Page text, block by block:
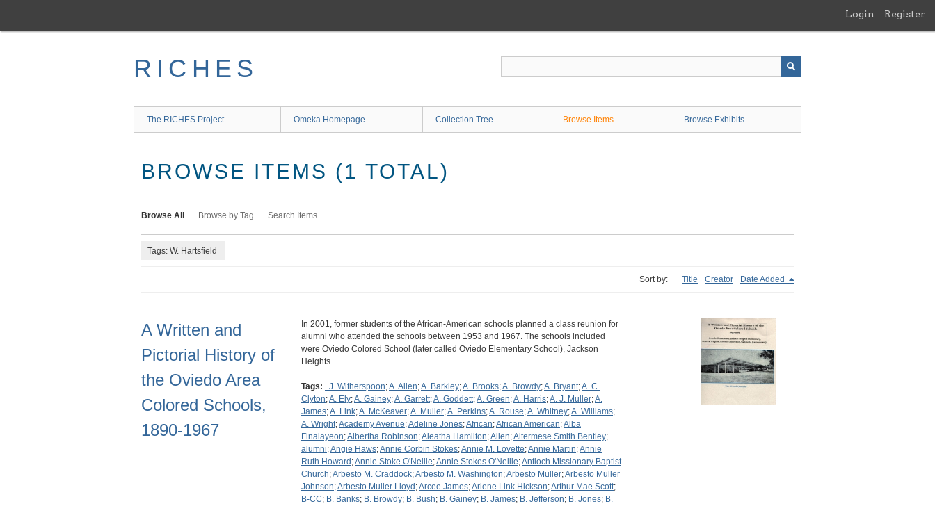
main
Login Register
RICHES
The RICHES Project Omeka Homepage Collection Tree Browse Items Browse Exhibits
BROWSE ITEMS (1 TOTAL)
Browse All Browse by Tag Search Items
Tags: W. Hartsfield
Sort by: Title Creator Date Added
A Written and
Pictorial History of
the Oviedo Area
Colored Schools,
1890-1967
In 2001, former students of the African-American schools planned a class reunion for
alumni who attended the schools between 1953 and 1967. The schools included
were Oviedo Colored School (later called Oviedo Elementary School), Jackson
Heights…
Tags: . J. Witherspoon;A. Allen;A. Barkley;A. Brooks;A. Browdy;A. Bryant;A. C.
Clyton;A. Ely;A. Gainey;A. Garrett;A. Goddett;A. Green;A. Harris;A. J. Muller;A.
James;A. Link;A. McKeaver;A. Muller;A. Perkins;A. Rouse;A. Whitney;A. Williams;
A. Wright;Academy Avenue;Adeline Jones;African;African American;Alba
Finalayeon;Albertha Robinson;Aleatha Hamilton;Allen;Altermese Smith Bentley;
alumni;Angie Haws;Annie Corbin Stokes;Annie M. Lovette;Annie Martin;Annie
Ruth Howard ;Annie Stoke O'Neille;Annie Stokes O'Neille;Antioch Missionary Baptist
Church;Arbesto M. Craddock;Arbesto M. Washington;Arbesto Muller;Arbesto Muller
Johnson;Arbesto Muller Lloyd ;Arcee James;Arlene Link Hickson;Arthur Mae Scott;
B-CC; B. Banks; B. Browdy; B. Bush; B. Gainey; B. James; B. Jefferson; B. Jones; B.